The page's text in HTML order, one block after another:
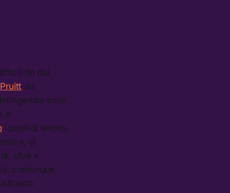
fin dai
ad
sono
è
i posti di lavoro,
e, di
oltre a
comunque,